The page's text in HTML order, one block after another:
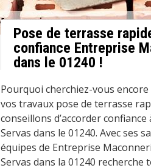
Pose de terrasse
confiance Entreprise
dans le 01240 !
Pourquoi cherchiez-vous
vos travaux pose de terrasse
conseillons d’accorder
Servas dans le 01240. Avec ses
équipes de Entreprise
Servas dans la 01240